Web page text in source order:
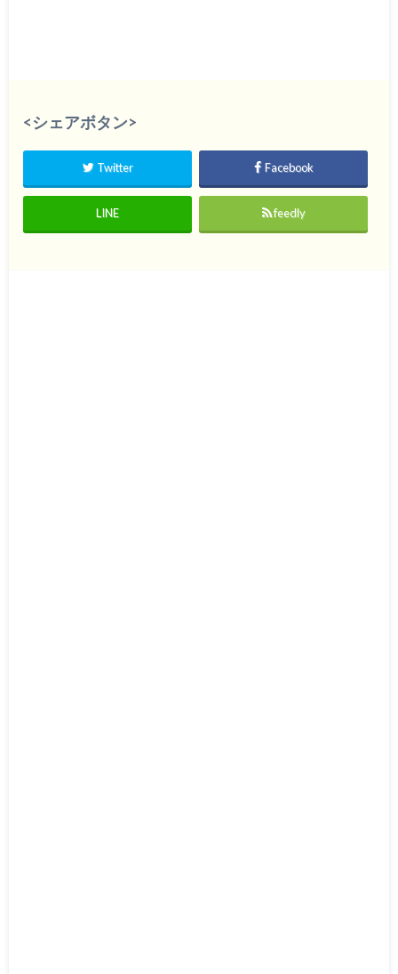
<シェアボタン>
Twitter Facebook
LINE feedly